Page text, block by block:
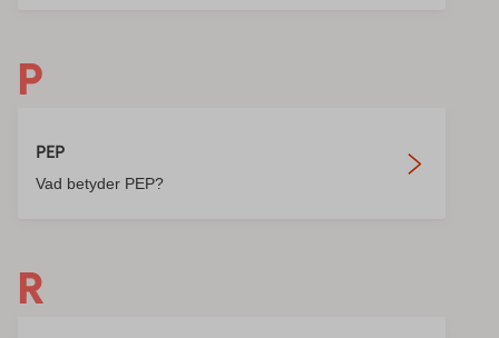
P
PEP
Vad betyder PEP?
R